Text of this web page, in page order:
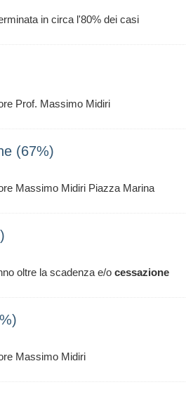
in circa l'80% dei casi
Prof. Massimo Midiri
(67%)
Massimo Midiri Piazza Marina
oltre la scadenza e/o cessazione
Massimo Midiri